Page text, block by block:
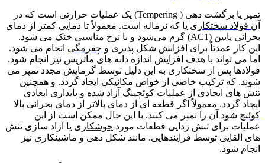
تمپر یا برگشت دهی ( Tempering) یک عملیات حرارتی است که در
آن فولاد سختکاری یا که نرماله است. معمولاً تا دمایی کمتر از دمای
بحرانی پایین (AC1) گرم می‌شود و با نرخ مناسبی خنک می شود.
این کار عمدتاً برای افزایش شکل پذیری و چقرمگی انجام می شود.
اما می تواند با هدف افزایش اندازه دانه های ماتریس نیز انجام شود.
فولادها پس از سختکاری به این دلیل توسط گرمایش مجدد تمپر می
شوند. که ترکیب خاصی از خواص مکانیکی ایجاد گردد. و همچنین
تنش های ایجادی از عملیات کوئچینگ آزاد شده و پایداری ابعادی
ایجاد گردد. معمولاً اگر قطعه ای از دمای بالاتر از دمای بحرانی بالا
کوئنچ شود آن را تمپر می کنند. با این حال ممکن است از این
عملیات برای تنش زدایی قطعات مورد جوشکاری یا آزاد سازی تنش
های القایی توسط فرایندهایی. مانند شکل دهی و ماشینکاری نیز
انجام شود.